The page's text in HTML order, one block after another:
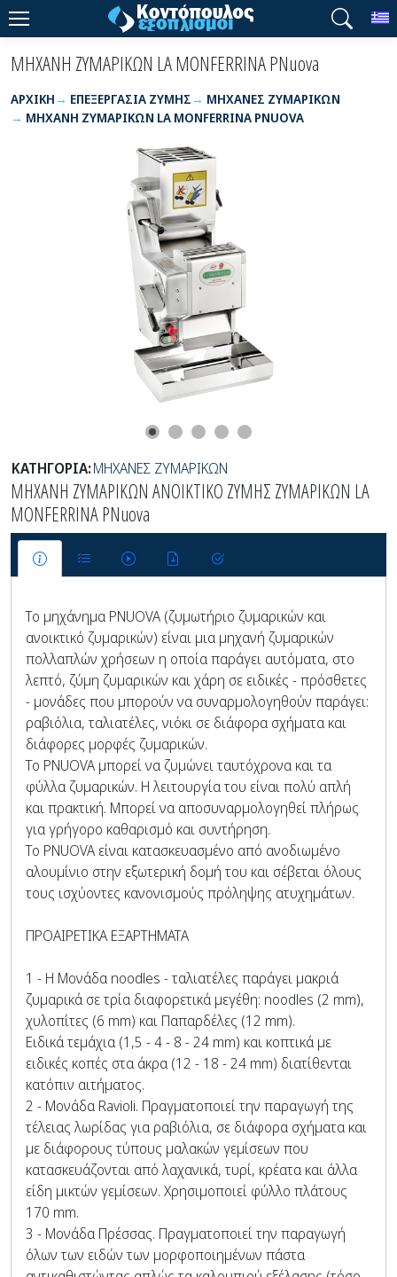
ΜΗΧΑΝΗ ΖΥΜΑΡΙΚΩΝ LA MONFERRINA PNuova
ΑΡΧΙΚΉ ΕΠΕΞΕΡΓΑΣΙΑ ΖΥΜΗΣ
ΜΗΧΑΝΕΣ ΖΥΜΑΡΙΚΩΝ
ΜΗΧΑΝΗ ΖΥΜΑΡΙΚΩΝ LA MONFERRINA PNUOVA
ΚΑΤΗΓΟΡΙΑ:ΜΗΧΑΝΕΣ ΖΥΜΑΡΙΚΩΝ
ΜΗΧΑΝΗ ΖΥΜΑΡΙΚΩΝ ΑΝΟΙΚΤΙΚΟ ΖΥΜΗΣ ΖΥΜΑΡΙΚΩΝ LA
MONFERRINA PNuova
Το μηχάνημα PNUOVA (ζυμωτήριο ζυμαρικών και
ανοικτικό ζυμαρικών) είναι μια μηχανή ζυμαρικών
πολλαπλών χρήσεων η οποία παράγει αυτόματα, στο
λεπτό, ζύμη ζυμαρικών και χάρη σε ειδικές - πρόσθετες
- μονάδες που μπορούν να συναρμολογηθούν παράγει:
ραβιόλια, ταλιατέλες, νιόκι σε διάφορα σχήματα και
διάφορες μορφές ζυμαρικών.
Το PNUOVA μπορεί να ζυμώνει ταυτόχρονα και τα
φύλλα ζυμαρικών. Η λειτουργία του είναι πολύ απλή
και πρακτική. Μπορεί να αποσυναρμολογηθεί πλήρως
για γρήγορο καθαρισμό και συντήρηση.
Το PNUOVA είναι κατασκευασμένο από ανοδιωμένο
αλουμίνιο στην εξωτερική δομή του και σέβεται όλους
τους ισχύοντες κανονισμούς πρόληψης ατυχημάτων.
ΠΡΟΑΙΡΕΤΙΚΑ ΕΞΑΡΤΗΜΑΤΑ
1 - Η Μονάδα noodles - ταλιατέλες παράγει μακριά
ζυμαρικά σε τρία διαφορετικά μεγέθη: noodles (2 mm),
χυλοπίτες (6 mm) και Παπαρδέλες (12 mm).
Ειδικά τεμάχια (1,5 - 4 - 8 - 24 mm) και κοπτικά με
ειδικές κοπές στα άκρα (12 - 18 - 24 mm) διατίθενται
κατόπιν αιτήματος.
2 - Μονάδα Ravioli. Πραγματοποιεί την παραγωγή της
τέλειας λωρίδας για ραβιόλια, σε διάφορα σχήματα και
με διάφορους τύπους μαλακών γεμίσεων που
κατασκευάζονται από λαχανικά, τυρί, κρέατα και άλλα
είδη μικτών γεμίσεων. Χρησιμοποιεί φύλλο πλάτους
170 mm.
3 - Μονάδα Πρέσσας. Πραγματοποιεί την παραγωγή
όλων των ειδών των μορφοποιημένων πάστα